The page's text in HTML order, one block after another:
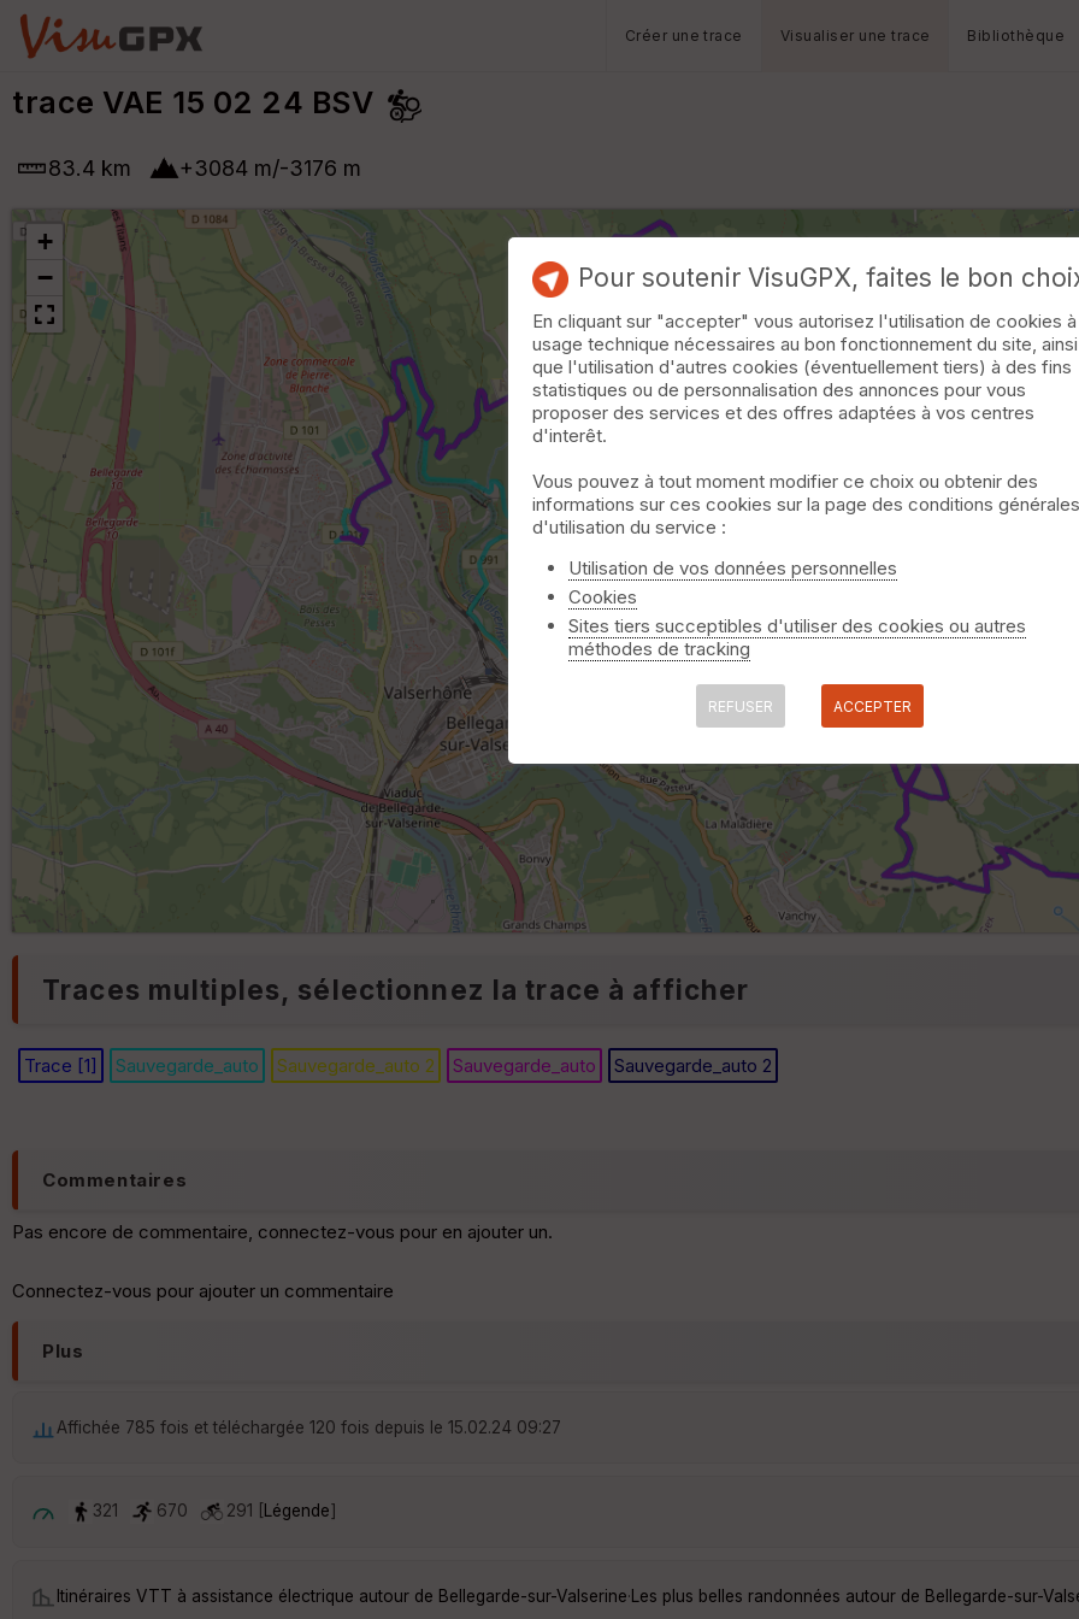
Créer une trace Visualiser une trace Bibliothèque
trace VAE 15 02 24 BSV
83.4 km +3084 m/-3176 m
+
−
Traces multiples, sélectionnez la trace à afficher
Trace [1] Sauvegarde_auto Sauvegarde_auto 2 Sauvegarde_auto Sauvegarde_auto 2
Commentaires
Pas encore de commentaire, connectez-vous pour en ajouter un.
Connectez-vous pour ajouter un commentaire
Plus
Affichée 785 fois et téléchargée 120 fois depuis le 15.02.24 09:27
321 670 291 [ Légende]
Itinéraires VTT à assistance électrique autour de Bellegarde-sur-Valserine· Les plus belles randonnées autour de Bellegarde-sur-
Pour soutenir VisuGPX, faites le bon
En cliquant sur "accepter" vous autorisez l'utilisation de cookies à
usage technique nécessaires au bon fonctionnement du site, ainsi
que l'utilisation d'autres cookies (éventuellement tiers) à des fins
statistiques ou de personnalisation des annonces pour vous
proposer des services et des offres adaptées à vos centres
d'interêt.
Vous pouvez à tout moment modifier ce choix ou obtenir des
informations sur ces cookies sur la page des conditions générales
d'utilisation du service :
Utilisation de vos données personnelles
Cookies
Sites tiers succeptibles d'utiliser des cookies ou autres
méthodes de tracking
REFUSER ACCEPTER